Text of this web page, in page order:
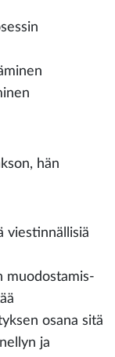
hän
viestinnällisiä
muodostamis-
osana sitä
ja